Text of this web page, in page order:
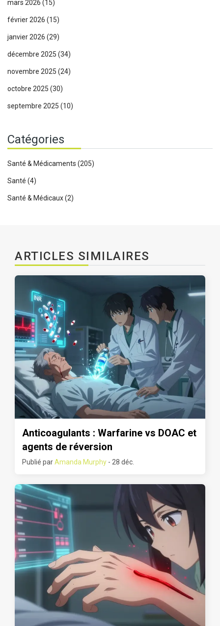
mars 2026 (15)
février 2026 (15)
janvier 2026 (29)
décembre 2025 (34)
novembre 2025 (24)
octobre 2025 (30)
septembre 2025 (10)
Catégories
Santé & Médicaments (205)
Santé (4)
Santé & Médicaux(2)
ARTICLES SIMILAIRES
Anticoagulants : Warfarine vs DOAC et
agents de réversion
Publié parAmanda Murphy - 28 déc.